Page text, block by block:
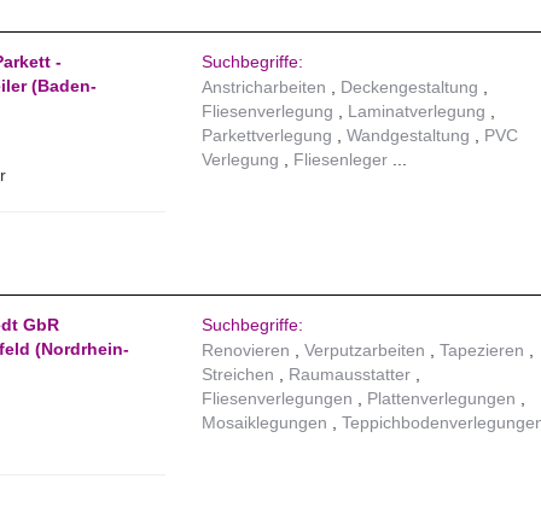
-
(Baden-
Suchbegriffe:
Anstricharbeiten
Deckengestaltung
Fliesenverlegung
Laminatverlegung
Parkettverlegung
Wandgestaltung
PVC
Verlegung
Fliesenleger
GbR
(Nordrhein-
Suchbegriffe:
Renovieren
Verputzarbeiten
Tapezieren
Streichen
Raumausstatter
Fliesenverlegungen
Plattenverlegungen
Mosaiklegungen